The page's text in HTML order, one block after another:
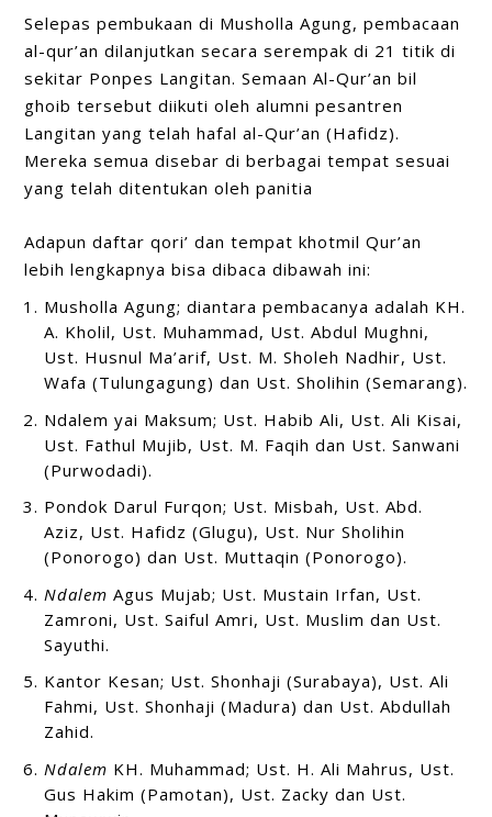
Selepas pembukaan di Musholla Agung, pembacaan
al-qur’an dilanjutkan secara serempak di 21 titik di
sekitar Ponpes Langitan. Semaan Al-Qur’an bil
ghoib tersebut diikuti oleh alumni pesantren
Langitan yang telah hafal al-Qur’an (Hafidz).
Mereka semua disebar di berbagai tempat sesuai
yang telah ditentukan oleh panitia
Adapun daftar qori’ dan tempat khotmil Qur’an
lebih lengkapnya bisa dibaca dibawah ini:
Musholla Agung; diantara pembacanya adalah KH.
A. Kholil, Ust. Muhammad, Ust. Abdul Mughni,
Ust. Husnul Ma’arif, Ust. M. Sholeh Nadhir, Ust.
Wafa (Tulungagung) dan Ust. Sholihin (Semarang).
Ndalem yai Maksum; Ust. Habib Ali, Ust. Ali Kisai,
Ust. Fathul Mujib, Ust. M. Faqih dan Ust. Sanwani
(Purwodadi).
Pondok Darul Furqon; Ust. Misbah, Ust. Abd.
Aziz, Ust. Hafidz (Glugu), Ust. Nur Sholihin
(Ponorogo) dan Ust. Muttaqin (Ponorogo).
Ndalem Agus Mujab; Ust. Mustain Irfan, Ust.
Zamroni, Ust. Saiful Amri, Ust. Muslim dan Ust.
Sayuthi.
Kantor Kesan; Ust. Shonhaji (Surabaya), Ust. Ali
Fahmi, Ust. Shonhaji (Madura) dan Ust. Abdullah
Zahid.
Ndalem KH. Muhammad; Ust. H. Ali Mahrus, Ust.
Gus Hakim (Pamotan), Ust. Zacky dan Ust.